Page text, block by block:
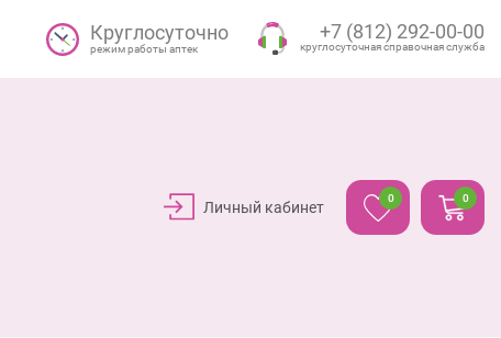
Круглосуточно
режим работы аптек
+7 (812) 292-00-00
круглосуточная справочная служба
Личный кабинет
0 0